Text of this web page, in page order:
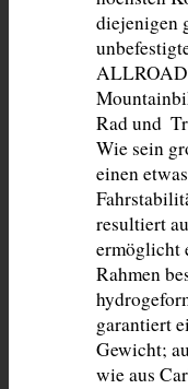
diejenigen
ALLROAD
Rad und
Wie sein
einen
resultiert
ermöglicht
Rahmen
garantiert
Gewicht;
wie aus